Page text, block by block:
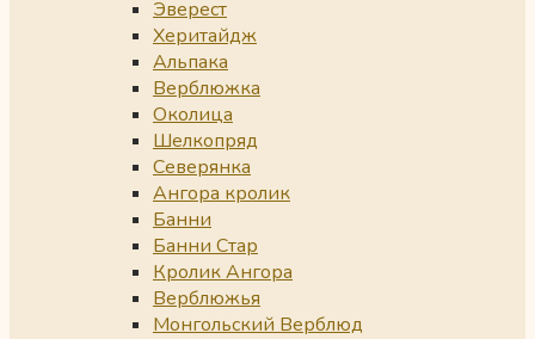
Эверест
Херитайдж
Альпака
Верблюжка
Околица
Шелкопряд
Северянка
Ангора кролик
Банни
Банни Стар
Кролик Ангора
Верблюжья
Монгольский Верблюд